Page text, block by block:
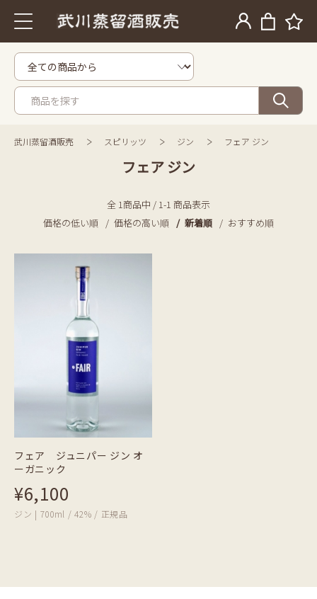
武川蒸留酒販売 スピリッツ ジン フェア ジン
フェア ジン
全 1商品中 / 1-1 商品表示
価格の低い順
価格の高い順 新着順 おすすめ順
フェア ジュニパー ジン オ
ーガニック
¥6,100
ジン | 700ml / 42% / 正規品